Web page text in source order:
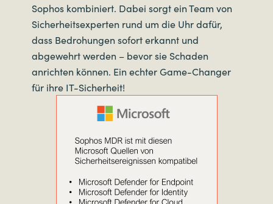
Sophos kombiniert. Dabei sorgt ein Team von
Sicherheitsexperten rund um die Uhr dafür,
dass Bedrohungen sofort erkannt und
abgewehrt werden – bevor sie Schaden
anrichten können. Ein echter Game-Changer
für ihre IT-Sicherheit!